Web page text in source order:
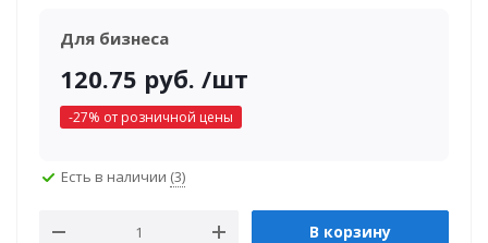
Для бизнеса
120.75 руб. /шт
-27% от розничной цены
Есть в наличии (3)
В корзину